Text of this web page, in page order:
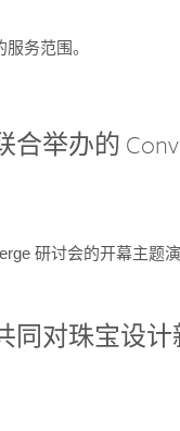
务范围。
合举办的
研讨会的开幕主题
同对珠宝设